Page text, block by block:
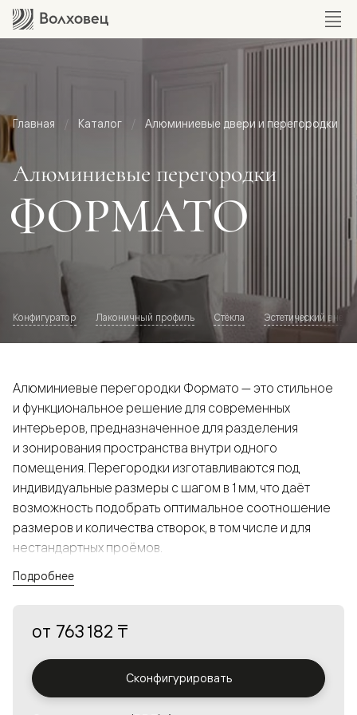
Главная Каталог Алюминиевые двери и перегородки
Алюминиевые перегородки
ФОРМАТО
Конфигуратор Лаконичный профиль Стёкла Эстетический
Алюминиевые перегородки Формато — это стильное
и функциональное решение для современных
интерьеров, предназначенное для разделения
и зонирования пространства внутри одного
помещения. Перегородки изготавливаются под
индивидуальные размеры с шагом в 1 мм, что даёт
возможность подобрать оптимальное соотношение
размеров и количества створок, в том числе и для
нестандартных проёмов.
а большой выбор вставок из стекла с различными
решения в интерьере и варьировать освещённость.
Подробнее
от 763 182 ₸
Сконфигурировать